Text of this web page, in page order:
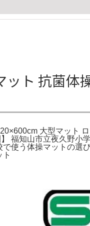
ト 抗菌体
大型マット
福知山市立夜久野
使う体操マットの選